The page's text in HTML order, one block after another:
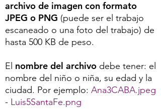
archivo de imagen con formato
JPEG o PNG (puede ser el trabajo
escaneado o una foto del trabajo) de
hasta 500 KB de peso.
El nombre del archivo debe tener: el
nombre del niño o niña, su edad y la
ciudad. Por ejemplo: Ana3CABA.jpeg
- Luis5SantaFe.png